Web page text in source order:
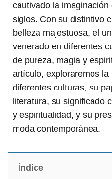
cautivado la
siglos. Con su distintivo
belleza majestuosa, el
venerado en diferentes
de pureza, magia y
artículo, exploraremos la
diferentes culturas, su
literatura, su significado
y espiritualidad, y su
moda contemporánea.
Índice